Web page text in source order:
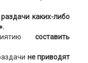
раздачи каких-либо
составить
не приводят